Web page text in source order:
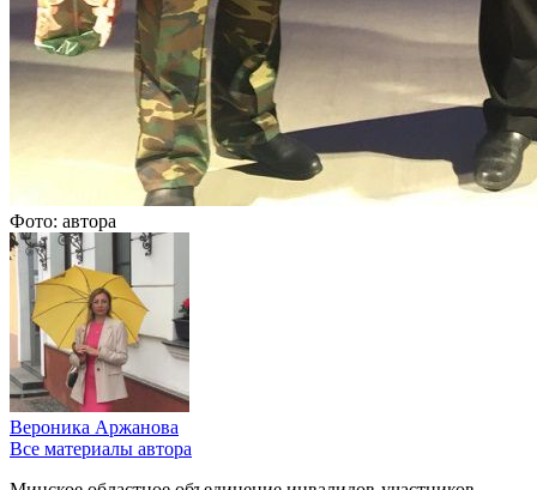
Фото: автора
Вероника Аржанова
Все материалы автора